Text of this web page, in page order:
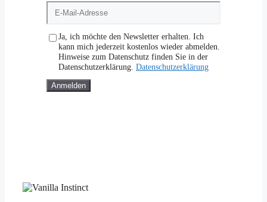
E-
Mail-
Adresse
Ja, ich möchte den Newsletter erhalten. Ich
kann mich jederzeit kostenlos wieder abmelden.
Hinweise zum Datenschutz finden Sie in der
Datenschutzerklärung. Datenschutzerklärung
Anmelden